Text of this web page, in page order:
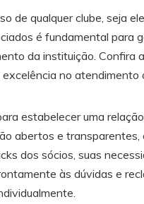
de qualquer clube, seja
é fundamental para
da instituição. Confira
no atendimento
estabelecer uma
abertos e transparentes,
dos sócios, suas
às dúvidas e